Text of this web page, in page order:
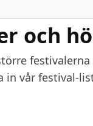
och
in vår festival-